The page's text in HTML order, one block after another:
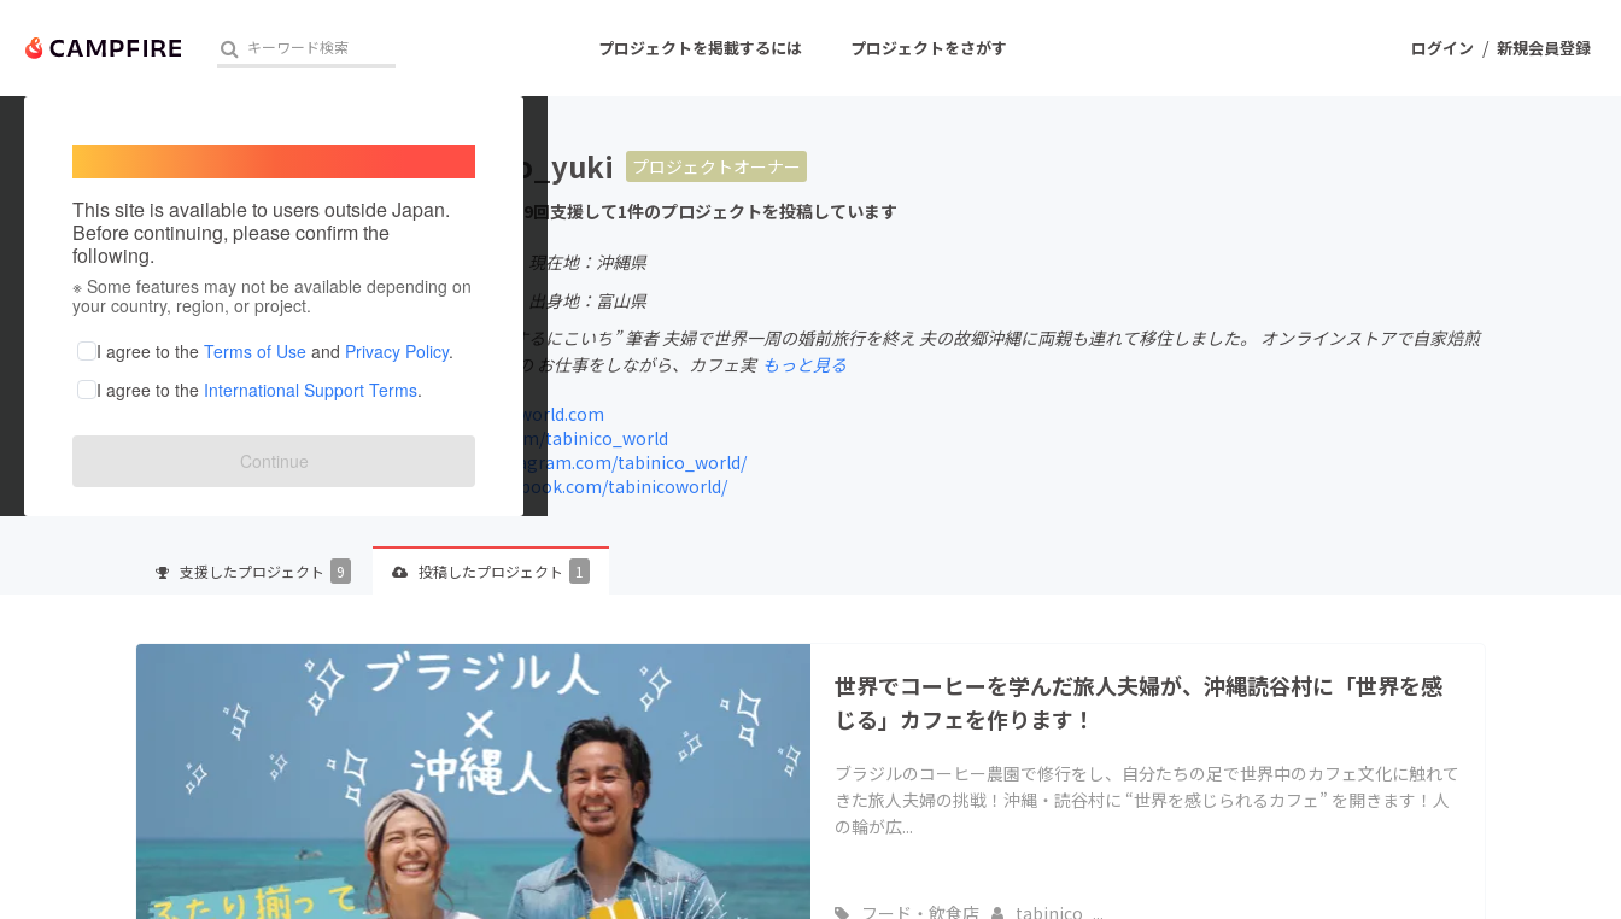
ログイン / 新規会員登録
プロジェクトを掲載するには プロジェクトをさがす
人気のプロジェクト 注目のリターン 注目の新着プロジェクト
アート・写真 音楽
テクノロジー・ガジェット
ゲーム・サービス開発 フード・飲食店
ファッション
映像・映画
ビジネス・起業
チャレンジ
まちづくり・地域活性化
CAMPFIRE for Social Good
This site is available to users outside Japan.
Before continuing, please confirm the
following.
※ Some features may not be available depending on
your country, region, or project.
I agree to the Terms of Use and Privacy Policy.
I agree to the International Support Terms.
Continue
tabinico_yuki
プロジェクトオーナー
これまでに9回支援して1件のプロジェクトを投稿しています
現在地：沖縄県
出身国：日本
出身地：富山県
旅ブログ “旅するにこいち” 筆者 夫婦で世界一周の婚前旅行を終え 夫の故郷沖縄に両親も連れて移住しました。 オンラインストアで自家焙煎
コーヒー販売の お仕事をしながら、カフェ実 もっと見る
tabinico-world.com
twitter.com/tabinico_world
www.instagram.com/tabinico_world/
www.facebook.com/tabinicoworld/
支援したプロジェクト 9 投稿したプロジェクト 1
世界でコーヒーを学んだ旅人夫婦が、沖縄読谷村に「世界を感
じる」カフェを作ります！
ブラジルのコーヒー農園で修行をし、自分たちの足で世界中のカフェ文化に触れて
きた旅人夫婦の挑戦！沖縄・読谷村に “世界を感じられるカフェ” を開きます！人
の輪が広...
フード・飲食店 tabinico_...